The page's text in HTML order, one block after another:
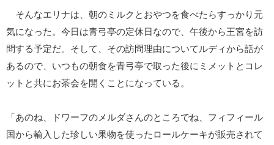
そんなエリナは、朝のミルクとおやつを食べたらすっかり元
気になった。今日は青弓亭の定休日なので、午後から王宮を訪
問する予定だ。そして、その訪問理由についてルディから話が
あるので、いつもの朝食を青弓亭で取った後にミメットとコレ
ットと共にお茶会を開くことになっている。
「あのね、ドワーフのメルダさんのところでね、フィフィール
国から輸入した珍しい果物を使ったロールケーキが販売されて